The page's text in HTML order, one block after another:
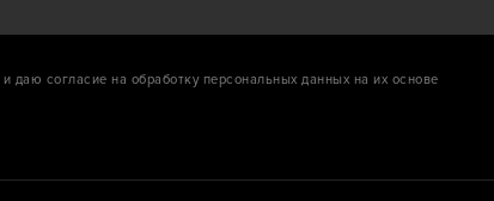
и даю согласие на обработку персональных данных на их основе